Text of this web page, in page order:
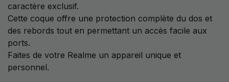
caractère exclusif.
Cette coque offre une protection complète du dos et
des rebords tout en permettant un accès facile aux
ports.
Faites de votre Realme un appareil unique et
personnel.